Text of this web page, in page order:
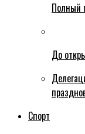
Полный
До
Спорт